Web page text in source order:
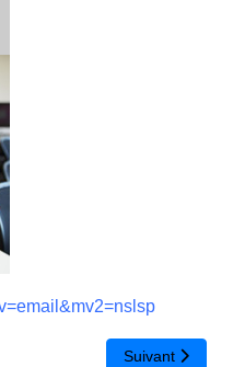
Article suivant
Suivant